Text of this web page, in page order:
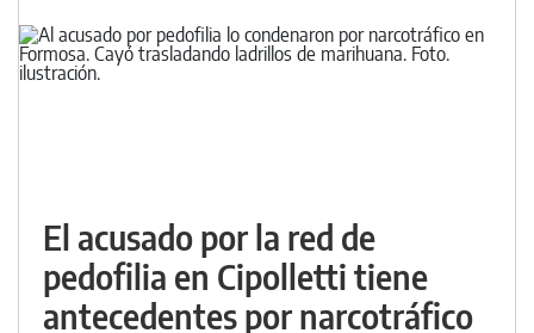
El acusado por la red de
pedofilia en Cipolletti tiene
antecedentes por narcotráfico